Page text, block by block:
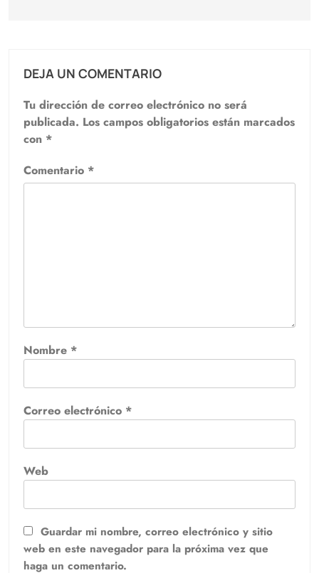
DEJA UN COMENTARIO
Tu dirección de correo electrónico no será
publicada. Los campos obligatorios están marcados
con *
Comentario *
Nombre *
Correo electrónico *
Web
Guardar mi nombre, correo electrónico y sitio
web en este navegador para la próxima vez que
haga un comentario.